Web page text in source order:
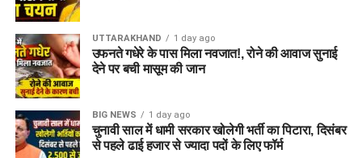
UTTARAKHAND 1 day ago
उफनते गधेरे के पास मिला नवजात!, रोने की आवाज सुनाई
देने पर बची मासूम की जान
BIG NEWS 1 day ago
चुनावी साल में धामी सरकार खोलेगी भर्ती का पिटारा, दिसंबर
से पहले ढाई हजार से ज्यादा पदों के लिए फॉर्म